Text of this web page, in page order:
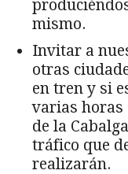
mismo.
Invitar a
otras
en tren y si
varias horas
de la
tráfico que
realizarán.